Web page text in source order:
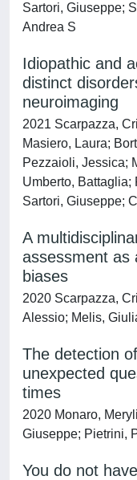
Sartori, Giuseppe;
Andrea S
Idiopathic and
distinct
neuroimaging
2021 Scarpazza,
Masiero, Laura;
Pezzaioli, Jessica;
Umberto, Battaglia;
Sartori, Giuseppe;
A
assessment as
biases
2020 Scarpazza,
Alessio; Melis,
The detection
unexpected
times
2020 Monaro,
Giuseppe; Pietrini,
You do not